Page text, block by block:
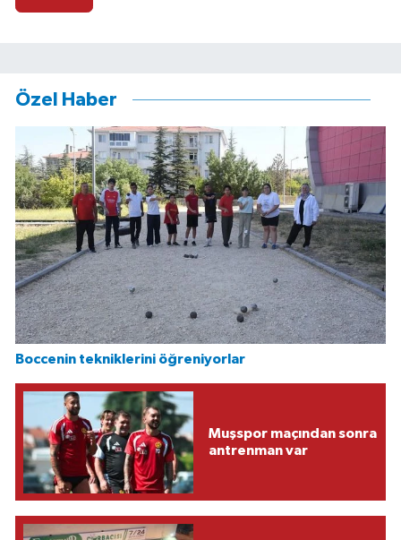
Özel Haber
Boccenin tekniklerini öğreniyorlar
Muşspor maçından sonra
antrenman var